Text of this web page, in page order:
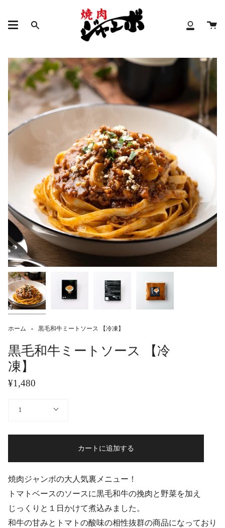
検
ア
ン
カ
ホーム 黒毛和牛ミートソース 【冷凍】
黒毛和牛ミートソース 【冷
凍】
¥1,480
1
カートに追加する
焼肉ジャンボの大人気裏メニュー！
トマトベースのソースに黒毛和牛の挽肉と野菜を加え
じっくりと１日かけて煮込みました。
和牛の甘みとトマトの酸味の相性抜群の商品になっており